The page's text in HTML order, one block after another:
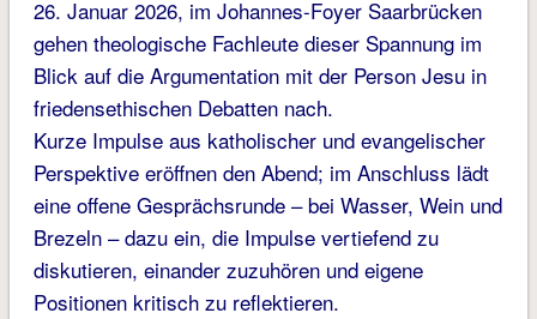
26. Januar 2026, im Johannes-Foyer Saarbrücken
gehen theologische Fachleute dieser Spannung im
Blick auf die Argumentation mit der Person Jesu in
friedensethischen Debatten nach.
Kurze Impulse aus katholischer und evangelischer
Perspektive eröffnen den Abend; im Anschluss lädt
eine offene Gesprächsrunde – bei Wasser, Wein und
Brezeln – dazu ein, die Impulse vertiefend zu
diskutieren, einander zuzuhören und eigene
Positionen kritisch zu reflektieren.